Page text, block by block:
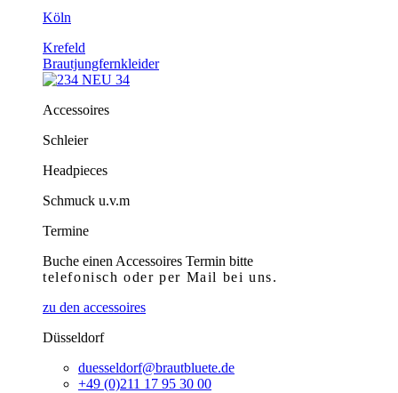
Köln
Krefeld
Brautjungfernkleider
Accessoires
Schleier
Headpieces
Schmuck u.v.m
Termine
Buche einen Accessoires Termin bitte
telefonischoder per Mail bei uns.
zu den accessoires
Düsseldorf
duesseldorf@brautbluete.de
+49 (0)211 17 95 30 00